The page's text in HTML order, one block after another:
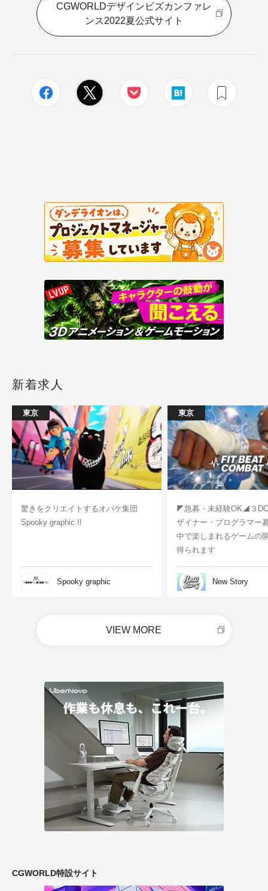
CGWORLDデザインビズカンファレ
ンス2022夏公式サイト
新着求人
東京
驚きをクリエイトするオバケ集団
Spooky graphic !!
Spooky graphic
東京
◤急募・未経験OK◢３
ザイナー・プログラマー
中で楽しまれるゲームの
得られます
New Story
VIEW MORE
CGWORLD特設サイト